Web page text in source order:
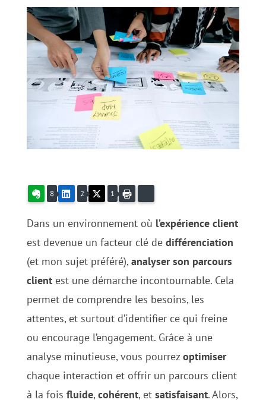
Evernote
8 LinkedIn
2 1
Dans un environnement où l’expérience client
est devenue un facteur clé de différenciation
(et mon sujet préféré),analyser son parcours
clientest une démarche incontournable. Cela
permet de comprendre les besoins, les
attentes, et surtout d’identifier ce qui freine
ou encourage l’engagement. Grâce à une
analyse minutieuse, vous pourrezoptimiser
chaque interaction et offrir un parcours client
à la fois fluide,cohérent, et satisfaisant. Alors,